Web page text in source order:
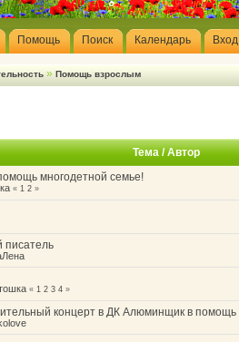
Помощь Поиск Календарь Вход
» Помощь взрослым
Тема/Автор
многодетной семье!
« 1 2 »
писатель
« 1 2 3 4 »
концерт в ДК Алюминщик в помощь